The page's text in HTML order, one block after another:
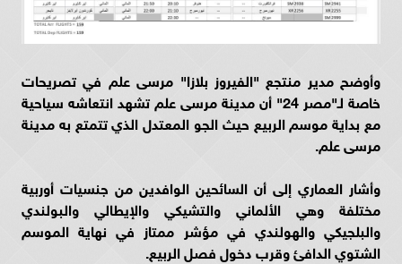
وأوضح مدير منتجع "الفيروز بلازا" مرسى علم في تصريحات
خاصة لـ"مصر 24" أن مدينة مرسى علم تشهد انتعاشه سياحية
مع بداية موسم الربيع حيث الجو المعتدل الذي تتمتع به مدينة
مرسى علم.
وأشار العماري إلى أن السائحين الوافدين من جنسيات أوربية
مختلفة وهي الألماني والتشيكي والإيطالي والبولندي
والبلجيكي والهولندي في مؤشر ممتاز في نهاية الموسم
الشتوي الدافئ وقرب دخول فصل الربيع.